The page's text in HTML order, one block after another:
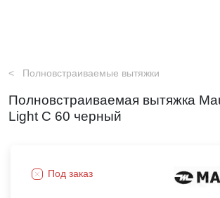
Полновстраиваемые вытяжки
Полновстраиваемая вытяжка
Light C 60 черный
Под заказ